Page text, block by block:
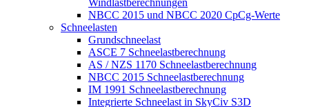
Windlastberechnungen
NBCC 2015 und NBCC 2020 CpCg-Werte
Schneelasten
Grundschneelast
ASCE 7 Schneelastberechnung
AS / NZS 1170 Schneelastberechnung
NBCC 2015 Schneelastberechnung
IM 1991 Schneelastberechnung
Integrierte Schneelast in SkyCiv S3D